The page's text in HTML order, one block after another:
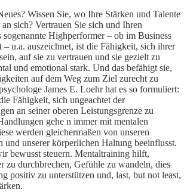
Wissen Sie, wo Ihre Stärken und Talente
sich? Vertrauen Sie sich und Ihren
Highperformer – ob im Business
– u.a. auszeichnet, ist die Fähigkeit, sich ihrer
auf sie zu vertrauen und sie gezielt zu
und emotional stark. Und das befähigt sie,
auf dem Weg zum Ziel zurecht zu
James E. Loehr hat es so formuliert:
Fähigkeit, sich ungeachtet der
an seiner oberen Leistungsgrenze zu
gehe n immer mit mentalen
werden gleichermaßen von unseren
und unserer körperlichen Haltung beeinflusst.
bewusst steuern. Mentaltraining hilft,
zu durchbrechen, Gefühle zu wandeln, dies
positiv zu unterstützen und, last, but not least,